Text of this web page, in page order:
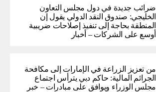
ضرائب جديدة في دول مجلس التعاون
الخليجي: صندوق النقد الدولي يقول إن
المنطقة بحاجة إلى تنفيذ إصلاحات ضريبية
أوسع على الشركات – أخبار
من تعزيز الزراعة في الإمارات إلى مكافحة
الجرائم المالية: حاكم دبي يترأس اجتماع
مجلس الوزراء ويوافق على مبادرات – خبر